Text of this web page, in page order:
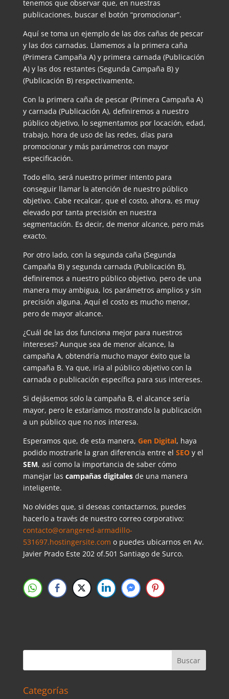
tenemos que observar que, en nuestras
publicaciones, buscar el botón “promocionar”.
Aquí se toma un ejemplo de las dos cañas de pescar
y las dos carnadas. Llamemos a la primera caña
(Primera Campaña A) y primera carnada (Publicación
A) y las dos restantes (Segunda Campaña B) y
(Publicación B) respectivamente.
Con la primera caña de pescar (Primera Campaña A)
y carnada (Publicación A), definiremos a nuestro
público objetivo, lo segmentamos por locación, edad,
trabajo, hora de uso de las redes, días para
promocionar y más parámetros con mayor
especificación.
Todo ello, será nuestro primer intento para
conseguir llamar la atención de nuestro público
objetivo. Cabe recalcar, que el costo, ahora, es muy
elevado por tanta precisión en nuestra
segmentación. Es decir, de menor alcance, pero más
exacto.
Por otro lado, con la segunda caña (Segunda
Campaña B) y segunda carnada (Publicación B),
definiremos a nuestro público objetivo, pero de una
manera muy ambigua, los parámetros amplios y sin
precisión alguna. Aquí el costo es mucho menor,
pero de mayor alcance.
¿Cuál de las dos funciona mejor para nuestros
intereses? Aunque sea de menor alcance, la
campaña A, obtendría mucho mayor éxito que la
campaña B. Ya que, iría al público objetivo con la
carnada o publicación específica para sus intereses.
Si dejásemos solo la campaña B, el alcance sería
mayor, pero le estaríamos mostrando la publicación
a un público que no nos interesa.
Esperamos que, de esta manera, Gen Digital, haya
podido mostrarle la gran diferencia entre el SEO y el
SEM, así como la importancia de saber cómo
manejar las campañas digitalesde una manera
inteligente.
No olvides que, si deseas contactarnos, puedes
hacerlo a través de nuestro correo corporativo:
contacto@orangered-armadillo-
531697.hostingersite.com o puedes ubicarnos en Av.
Javier Prado Este 202 of.501 Santiago de Surco.
Categorías